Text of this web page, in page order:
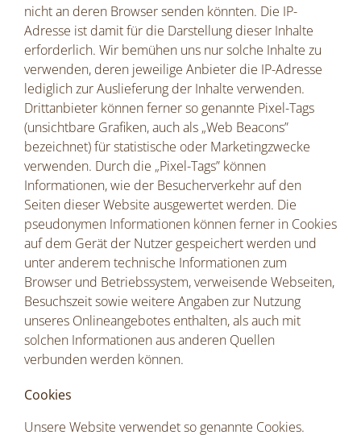
nicht an deren Browser senden könnten. Die IP-
Adresse ist damit für die Darstellung dieser Inhalte
erforderlich. Wir bemühen uns nur solche Inhalte zu
verwenden, deren jeweilige Anbieter die IP-Adresse
lediglich zur Auslieferung der Inhalte verwenden.
Drittanbieter können ferner so genannte Pixel-Tags
(unsichtbare Grafiken, auch als „Web Beacons”
bezeichnet) für statistische oder Marketingzwecke
verwenden. Durch die „Pixel-Tags” können
Informationen, wie der Besucherverkehr auf den
Seiten dieser Website ausgewertet werden. Die
pseudonymen Informationen können ferner in Cookies
auf dem Gerät der Nutzer gespeichert werden und
unter anderem technische Informationen zum
Browser und Betriebssystem, verweisende Webseiten,
Besuchszeit sowie weitere Angaben zur Nutzung
unseres Onlineangebotes enthalten, als auch mit
solchen Informationen aus anderen Quellen
verbunden werden können.
Cookies
Unsere Website verwendet so genannte Cookies.